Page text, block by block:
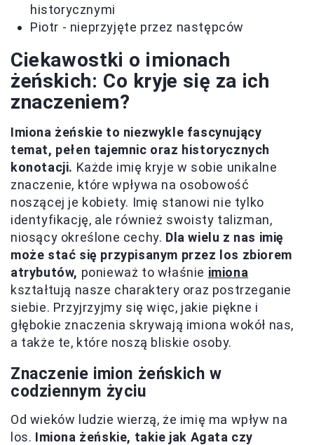
historycznymi
Piotr - nieprzyjęte przez następców
Ciekawostki o imionach
żeńskich: Co kryje się za ich
znaczeniem?
Imiona żeńskie to niezwykle fascynujący
temat, pełen tajemnic oraz historycznych
konotacji. Każde imię kryje w sobie unikalne
znaczenie, które wpływa na osobowość
noszącej je kobiety. Imię stanowi nie tylko
identyfikację, ale również swoisty talizman,
niosący określone cechy. Dla wielu z nas imię
może stać się przypisanym przez los zbiorem
atrybutów, ponieważ to właśnie imiona
kształtują nasze charaktery oraz postrzeganie
siebie. Przyjrzyjmy się więc, jakie piękne i
głębokie znaczenia skrywają imiona wokół nas,
a także te, które noszą bliskie osoby.
Znaczenie imion żeńskich w
codziennym życiu
Od wieków ludzie wierzą, że imię ma wpływ na
los. Imiona żeńskie, takie jak Agata czy